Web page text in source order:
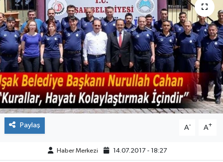
Paylaş A- A+
Haber Merkezi 14.07.2017 - 18:27
EĞİTİM
ÇEVRE
DÜNYA
HABERDE İNSAN
BİLİM VE TEKNOLOJİ
KAMPANYALAR
KÜLTÜR-SANAT
Haber Arşivi